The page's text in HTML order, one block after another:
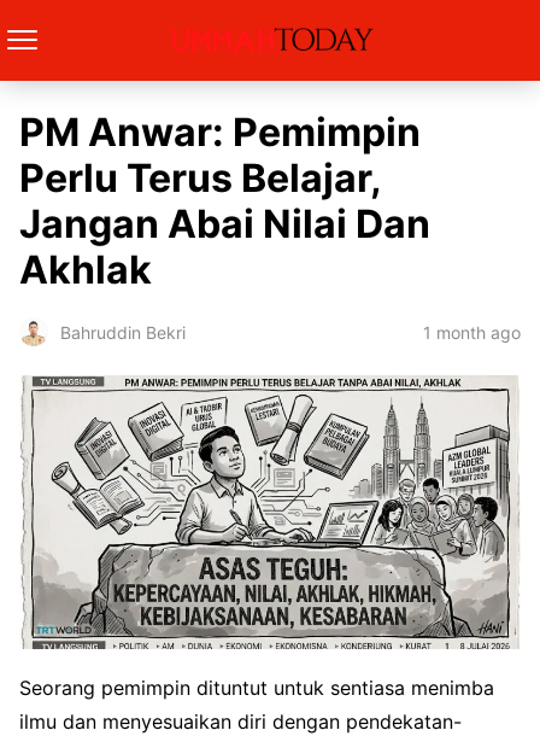
PM Anwar: Pemimpin
Perlu Terus Belajar,
Jangan Abai Nilai Dan
Akhlak
Bahruddin Bekri 1 month ago
Seorang pemimpin dituntut untuk sentiasa menimba
ilmu dan menyesuaikan diri dengan pendekatan-